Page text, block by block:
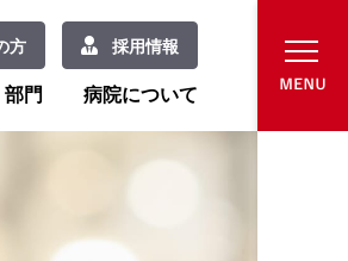
方 採用情報
門 病院について